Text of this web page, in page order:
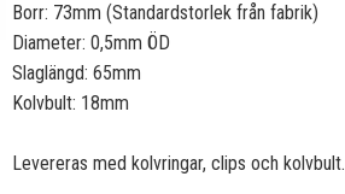
Borr: 73mm (Standardstorlek från fabrik)
Diameter: 0,5mm ÖD
Slaglängd: 65mm
Kolvbult: 18mm
Levereras med kolvringar, clips och kolvbult.